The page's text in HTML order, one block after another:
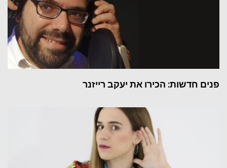
פנים חדשות: הכירו את יעקב רייזנר